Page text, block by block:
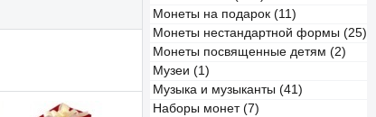
Монеты на подарок (11)
Монеты нестандартной формы (25)
Монеты посвященные детям (2)
Музеи (1)
Музыка и музыканты (41)
Наборы монет (7)